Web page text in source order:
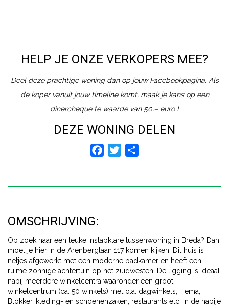
HELP JE ONZE VERKOPERS MEE?
Deel deze prachtige woning dan op jouw Facebookpagina. Als
de koper vanuit jouw timeline komt, maak je kans op een
dinercheque te waarde van 50,– euro !
DEZE WONING DELEN
Facebook
Twitter
OMSCHRIJVING:
Op zoek naar een leuke instapklare tussenwoning in Breda? Dan
moet je hier in de Arenberglaan 117 komen kijken! Dit huis is
netjes afgewerkt met een moderne badkamer en heeft een
ruime zonnige achtertuin op het zuidwesten. De ligging is ideaal
nabij meerdere winkelcentra waaronder een groot
winkelcentrum (ca. 50 winkels) met o.a. dagwinkels, Hema,
Blokker, kleding- en schoenenzaken, restaurants etc. In de nabije